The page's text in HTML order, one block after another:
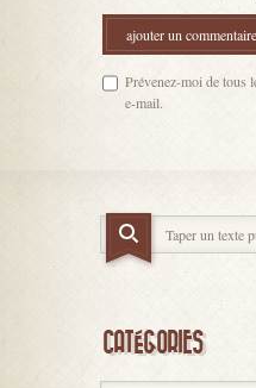
Prévenez-moi de tous
e-mail.
CATÉGORIES